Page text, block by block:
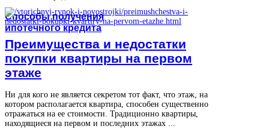
Способы получения
ипотечного кредита
Преимущества и недостатки
покупки квартиры на первом
этаже
Ни для кого не является секретом тот факт, что этаж, на
котором располагается квартира, способен существенно
отражаться на ее стоимости. Традиционно квартиры,
находящиеся на первом и последних этажах ...